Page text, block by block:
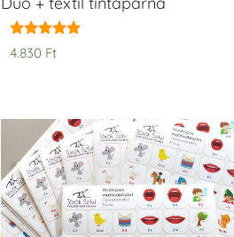
Értékelés:
5.00
4.830 Ft